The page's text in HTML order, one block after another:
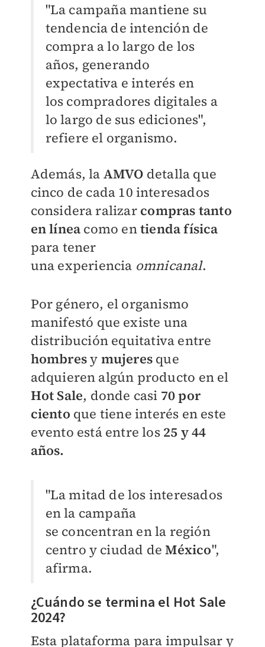
"La campaña mantiene su
tendencia de intención de
compra a lo largo de los
años, generando
expectativa e interés en
los compradores digitales a
lo largo de sus ediciones",
refiere el organismo.
Además, la AMVO detalla que
cinco de cada 10 interesados
considera ralizar compras tanto
en línea como entienda física
para tener
una experiencia omnicanal.
Por género, el organismo
manifestó que existe una
distribución equitativa entre
hombresy mujeres que
adquieren algún producto en el
Hot Sale, donde casi 70 por
ciento que tiene interés en este
evento está entre los 25 y 44
años.
"La mitad de los interesados
en la campaña
se concentran en la región
centro y ciudad deMéxico",
afirma.
¿Cuándo se termina el Hot Sale
2024?
Esta plataforma para impulsar y